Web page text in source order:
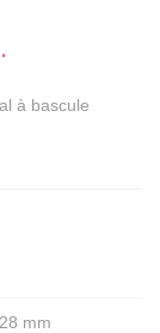
à bascule
mm